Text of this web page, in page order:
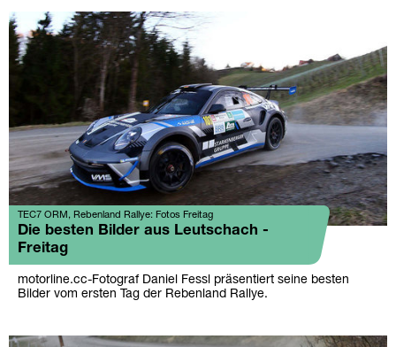
TEC7 ORM, Rebenland Rallye: Fotos Freitag
Die besten Bilder aus Leutschach -
Freitag
motorline.cc-Fotograf Daniel Fessl präsentiert seine besten
Bilder vom ersten Tag der Rebenland Rallye.